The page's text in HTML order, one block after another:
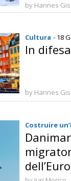
by Hannes
Cultura - 18
In
by Hannes
Costruire